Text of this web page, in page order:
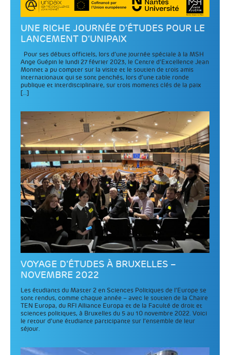
UNE RICHE JOURNÉE D’ÉTUDES POUR LE
LANCEMENT D’UNIPAIX
Pour ses débuts officiels, lors d’une journée spéciale à la MSH
Ange Guépin le lundi 27 février 2023, le Centre d’Excellence Jean
Monnet a pu compter sur la visite et le soutien de trois amis
internationaux qui se sont penchés, lors d’une table ronde
publique et interdisciplinaire, sur trois moments clés de la paix
[…]
VOYAGE D’ÉTUDES À BRUXELLES –
NOVEMBRE 2022
Les étudiants du Master 2 en Sciences Politiques de l’Europe se
sont rendus, comme chaque année – avec le soutien de la Chaire
TEN Europa, du RFI Alliance Europa et de la Faculté de droit et
sciences politiques, à Bruxelles du 5 au 10 novembre 2022. Voici
le retour d’une étudiante participante sur l’ensemble de leur
séjour.